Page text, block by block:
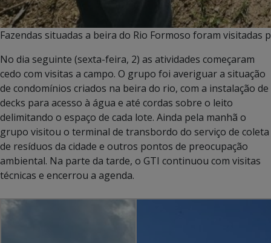
Fazendas situadas a beira do Rio Formoso foram
No dia seguinte (sexta-feira, 2) as atividades começaram
cedo com visitas a campo. O grupo foi averiguar a situação
de condomínios criados na beira do rio, com a instalação de
decks para acesso à água e até cordas sobre o leito
delimitando o espaço de cada lote. Ainda pela manhã o
grupo visitou o terminal de transbordo do serviço de coleta
de resíduos da cidade e outros pontos de preocupação
ambiental. Na parte da tarde, o GTI continuou com visitas
técnicas e encerrou a agenda.